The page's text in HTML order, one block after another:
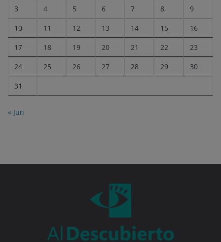
3 4 5 6 7 8 9
10 11 12 13 14 15 16
17 18 19 20 21 22 23
24 25 26 27 28 29 30
31
« Jun